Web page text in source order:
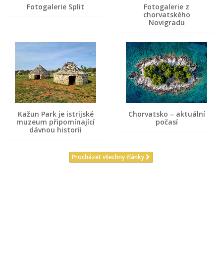
Fotogalerie Split
Fotogalerie z
chorvatského
Novigradu
Kažun Park je istrijské
muzeum připomínající
dávnou historii
Chorvatsko – aktuální
počasí
Procházet všechny články